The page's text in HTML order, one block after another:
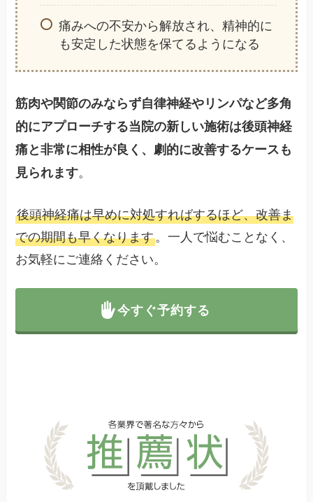
痛みへの不安から解放され、精神的に
も安定した状態を保てるようになる
筋肉や関節のみならず自律神経やリンパなど多角
的にアプローチする当院の新しい施術は後頭神経
痛と非常に相性が良く、劇的に改善するケースも
見られます。
後頭神経痛は早めに対処すればするほど、改善ま
での期間も早くなります。一人で悩むことなく、
お気軽にご連絡ください。
今すぐ予約する